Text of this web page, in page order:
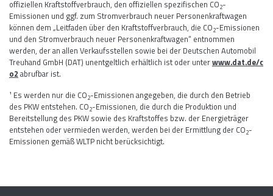
offiziellen Kraftstoffverbrauch, den offiziellen spezifischen CO2-
Emissionen und ggf. zum Stromverbrauch neuer Personenkraftwagen
können dem „Leitfaden über den Kraftstoffverbrauch, die CO2-Emissionen
und den Stromverbrauch neuer Personenkraftwagen“ entnommen
werden, der an allen Verkaufsstellen sowie bei der Deutschen Automobil
Treuhand GmbH (DAT) unentgeltlich erhältlich ist oder unterwww.dat.de/c
o2 abrufbar ist.
¹ Es werden nur die CO2-Emissionen angegeben, die durch den Betrieb
des PKW entstehen. CO2-Emissionen, die durch die Produktion und
Bereitstellung des PKW sowie des Kraftstoffes bzw. der Energieträger
entstehen oder vermieden werden, werden bei der Ermittlung der CO2-
Emissionen gemäß WLTP nicht berücksichtigt.